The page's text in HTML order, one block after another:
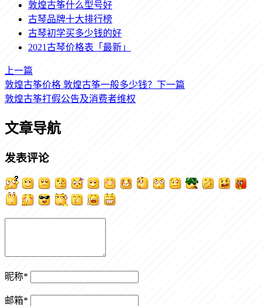
敦煌古筝什么型号好
古琴品牌十大排行榜
古琴初学买多少钱的好
2021古琴价格表「最新」
上一篇
敦煌古筝价格 敦煌古筝一般多少钱？ 下一篇
敦煌古筝打假公告及消费者维权
文章导航
发表评论
昵称*
邮箱*